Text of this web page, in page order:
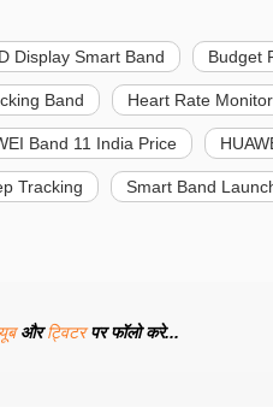
Display Smart Band Budget
Band Heart Rate
Band 11 India Price
Tracking Smart Band
औरट्विटरपर फॉलो करे...